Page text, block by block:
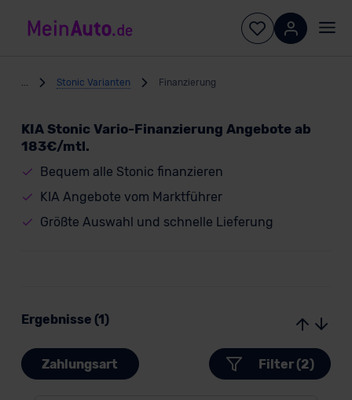
Stonic Varianten Finanzierung
KIA Stonic Vario-Finanzierung Angebote ab
183€/mtl.
Bequem alle Stonic finanzieren
KIA Angebote vom Marktführer
Größte Auswahl und schnelle Lieferung
Ergebnisse (1)
Zahlungsart Filter (2)